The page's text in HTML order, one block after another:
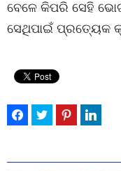
ବେଳେ କିପରି ସେହି
ସେଥିପାଇଁ ପ୍ରତ୍ୟେକ